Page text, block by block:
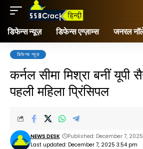
डिफेन्स न्यूज़ डिफेन्स एग्ज़ाम्स जनरल
डिफेन्स न्यूज़
कर्नल सीमा मिश्रा बनीं
पहली महिला प्रिंसिपल
Last updated: December 7, 2025 3:54 pm
NEWS DESK Published: December 7, 2025